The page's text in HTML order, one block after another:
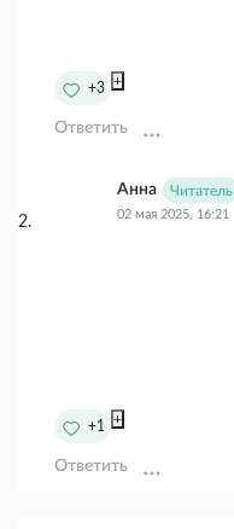
+3 +
Ответить
Анна Читатель
02 мая 2025, 16:21
+1 +
Ответить